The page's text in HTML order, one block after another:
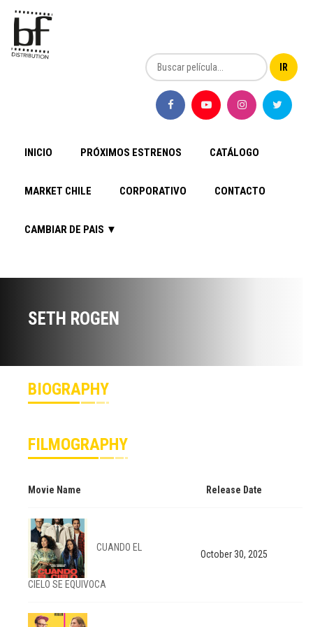
INICIO PRÓXIMOS ESTRENOS CATÁLOGO
MARKET CHILE CORPORATIVO CONTACTO
CAMBIAR DE PAIS ▼
SETH ROGEN
BIOGRAPHY
FILMOGRAPHY
Movie Name Release Date
CUANDO EL
CIELO SE EQUIVOCA
October 30, 2025